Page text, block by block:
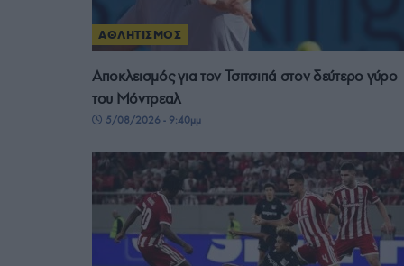
ΑΘΛΗΤΙΣΜΟΣ
Αποκλεισμός για τον Τσιτσιπά στον δεύτερο γύρο
του Μόντρεαλ
5/08/2026 - 9:40μμ